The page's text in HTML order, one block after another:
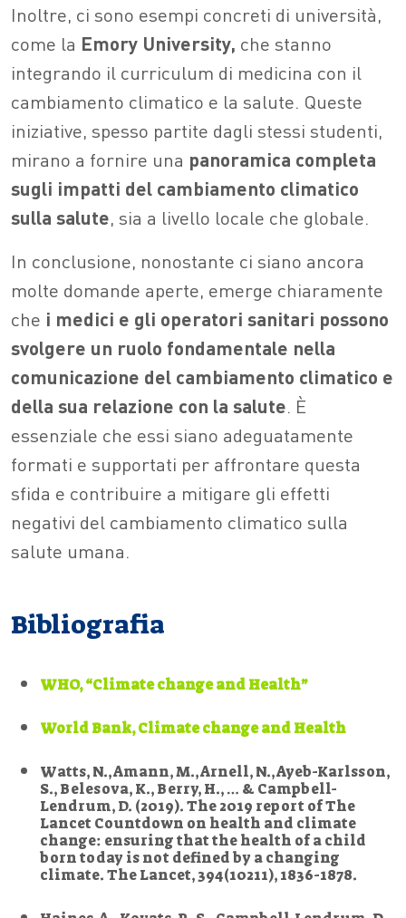
Inoltre, ci sono esempi concreti di università,
come la Emory University, che stanno
integrando il curriculum di medicina con il
cambiamento climatico e la salute. Queste
iniziative, spesso partite dagli stessi studenti,
mirano a fornire una panoramica completa
sugli impatti del cambiamento climatico
sulla salute, sia a livello locale che globale.
In conclusione, nonostante ci siano ancora
molte domande aperte, emerge chiaramente
che i medici e gli operatori sanitari possono
svolgere un ruolo fondamentale nella
comunicazione del cambiamento climatico e
della sua relazione con la salute. È
essenziale che essi siano adeguatamente
formati e supportati per affrontare questa
sfida e contribuire a mitigare gli effetti
negativi del cambiamento climatico sulla
salute umana.
Bibliografia
WHO, “Climate change and Health”
World Bank, Climate change and Health
Watts, N., Amann, M., Arnell, N., Ayeb-Karlsson,
S., Belesova, K., Berry, H., … & Campbell-
Lendrum, D. (2019). The 2019 report of The
Lancet Countdown on health and climate
change: ensuring that the health of a child
born today is not defined by a changing
climate. The Lancet, 394(10211), 1836-1878.